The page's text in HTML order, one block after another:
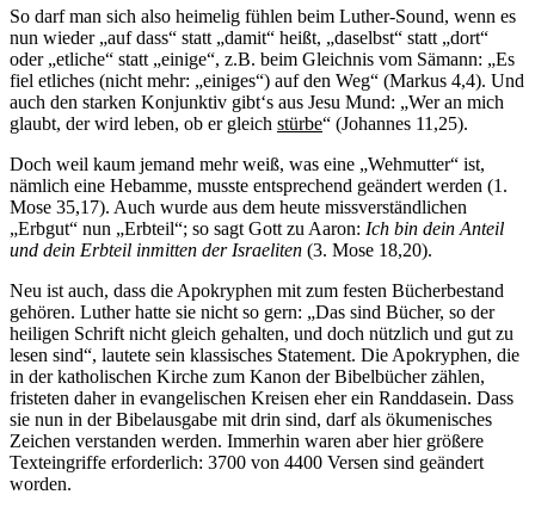
So darf man sich also heimelig fühlen beim Luther-Sound, wenn es
nun wieder „auf dass“ statt „damit“ heißt, „daselbst“ statt „dort“
oder „etliche“ statt „einige“, z.B. beim Gleichnis vom Sämann: „Es
fiel etliches (nicht mehr: „einiges“) auf den Weg“ (Markus 4,4). Und
auch den starken Konjunktiv gibt‘s aus Jesu Mund: „Wer an mich
glaubt, der wird leben, ob er gleich stürbe“ (Johannes 11,25).
Doch weil kaum jemand mehr weiß, was eine „Wehmutter“ ist,
nämlich eine Hebamme, musste entsprechend geändert werden (1.
Mose 35,17). Auch wurde aus dem heute missverständlichen
„Erbgut“ nun „Erbteil“; so sagt Gott zu Aaron: Ich bin dein Anteil
und dein Erbteil inmitten der Israeliten (3. Mose 18,20).
Neu ist auch, dass die Apokryphen mit zum festen Bücherbestand
gehören. Luther hatte sie nicht so gern: „Das sind Bücher, so der
heiligen Schrift nicht gleich gehalten, und doch nützlich und gut zu
lesen sind“, lautete sein klassisches Statement. Die Apokryphen, die
in der katholischen Kirche zum Kanon der Bibelbücher zählen,
fristeten daher in evangelischen Kreisen eher ein Randdasein. Dass
sie nun in der Bibelausgabe mit drin sind, darf als ökumenisches
Zeichen verstanden werden. Immerhin waren aber hier größere
Texteingriffe erforderlich: 3700 von 4400 Versen sind geändert
worden.